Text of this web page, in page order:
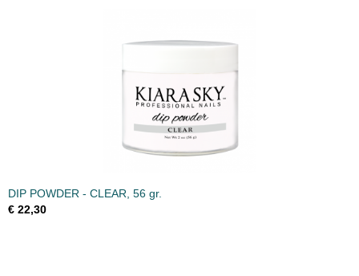
DIP POWDER - CLEAR, 56 gr.
€ 22,30